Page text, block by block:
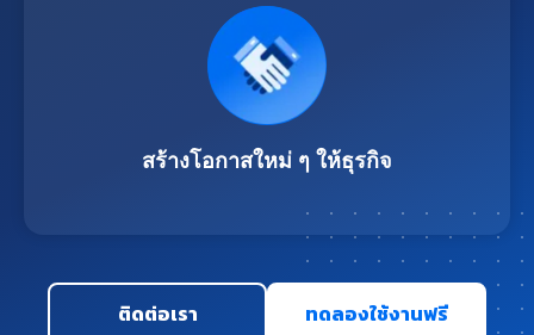
สร้างโอกาสใหม่ ๆ ให้ธุรกิจ
ติดต่อเรา ทดลองใช้งานฟรี